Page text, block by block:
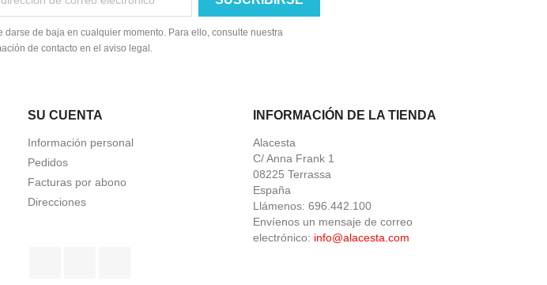
darse de baja en cualquier momento. Para ello, consulte nuestra
de contacto en el aviso legal.
SU CUENTA
Información personal
Pedidos
Facturas por abono
Direcciones
INFORMACIÓN DE LA TIENDA
Alacesta
C/ Anna Frank 1
08225 Terrassa
España
Llámenos: 696.442.100
Envíenos un mensaje de correo
electrónico: info@alacesta.com